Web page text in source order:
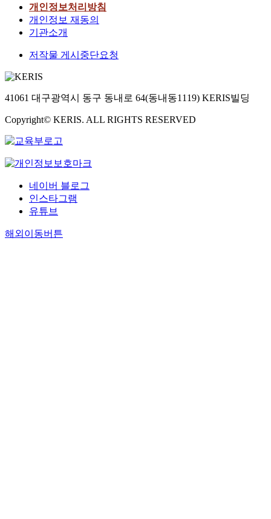
개인정보처리방침
개인정보 재동의
기관소개
저작물 게시중단요청
41061 대구광역시 동구 동내로 64(동내동1119) KERIS빌딩
Copyright© KERIS. ALL RIGHTS RESERVED
네이버 블로그
인스타그램
유튜브
해외이동버튼